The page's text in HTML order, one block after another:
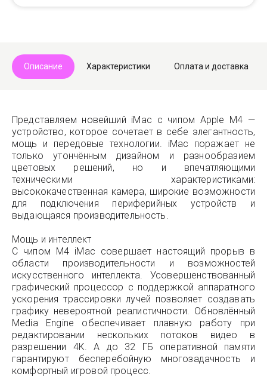
Описание Характеристики Оплата и доставка
Представляем новейший iMac с чипом Apple M4 —
устройство, которое сочетает в себе элегантность,
мощь и передовые технологии. iMac поражает не
только утончённым дизайном и разнообразием
цветовых решений, но и впечатляющими
техническими характеристиками:
высококачественная камера, широкие возможности
для подключения периферийных устройств и
выдающаяся производительность.
Мощь и интеллект
С чипом M4 iMac совершает настоящий прорыв в
области производительности и возможностей
искусственного интеллекта. Усовершенствованный
графический процессор с поддержкой аппаратного
ускорения трассировки лучей позволяет создавать
графику невероятной реалистичности. Обновлённый
Media Engine обеспечивает плавную работу при
редактировании нескольких потоков видео в
разрешении 4K. А до 32 ГБ оперативной памяти
гарантируют бесперебойную многозадачность и
комфортный игровой процесс.